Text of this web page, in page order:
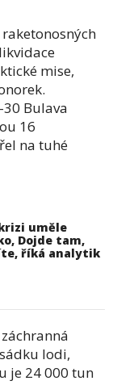
mise,
Bulava
16
na tuhé
uměle
Dojde tam,
říká analytik
lodi,
je 24 000 tun